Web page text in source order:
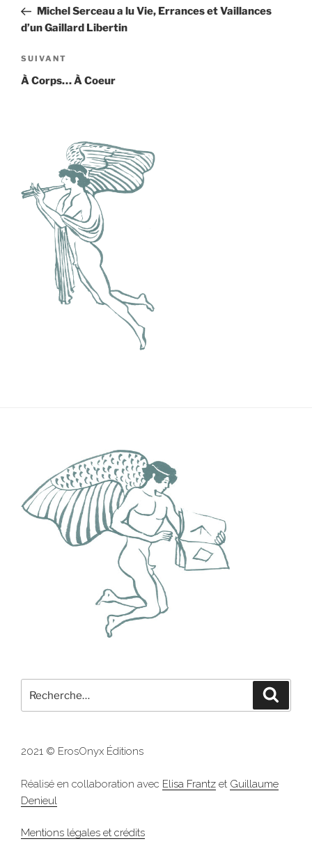
l’article
précédent
Michel Serceau a lu Vie, Errances et Vaillances
d’un Gaillard Libertin
Article
suivant
SUIVANT
À Corps… À Coeur
pour
2021 © ErosOnyx Éditions
Réalisé en collaboration avec Elisa Frantz et Guillaume
Denieul
Mentions légales et crédits